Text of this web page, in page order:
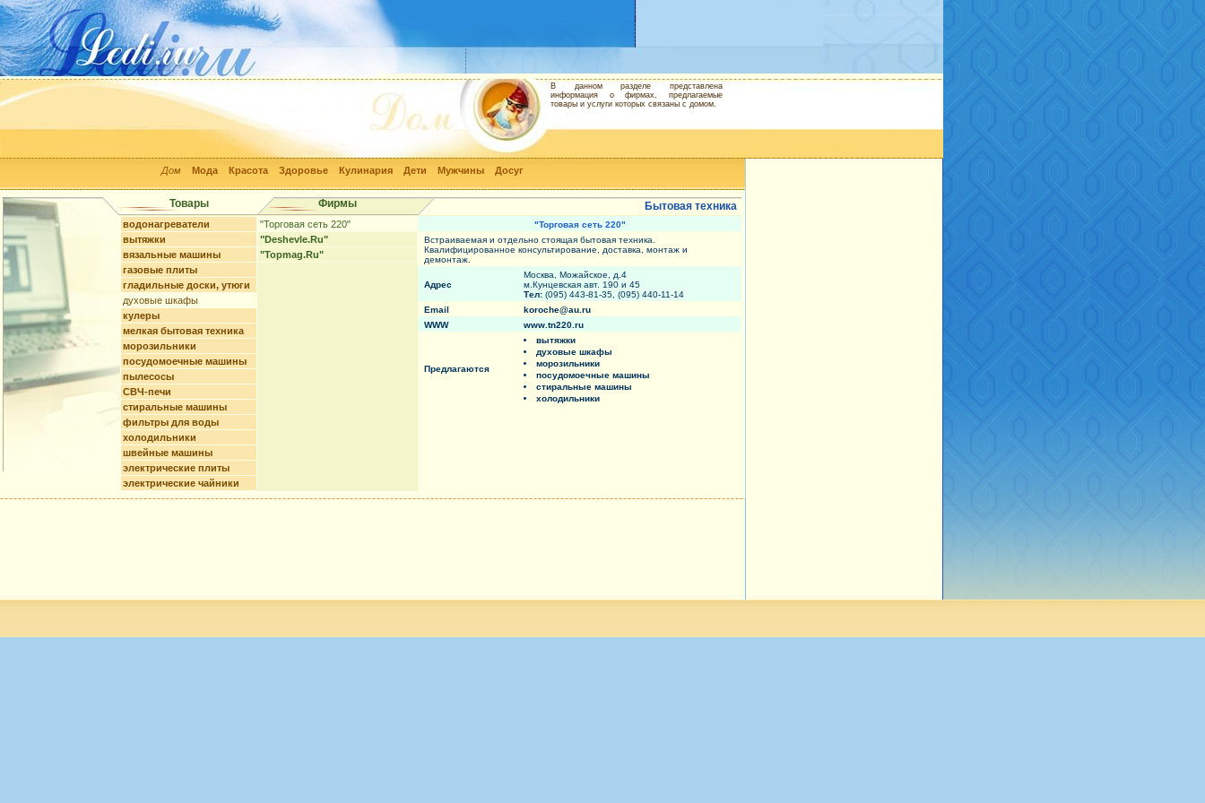
Дом Мода Красота Здоровье Кулинария Дети Мужчины Досуг
В данном разделе представлена
информация о фирмах, предлагаемые
товары и услуги которых связаны с домом.
Товары Фирмы Бытовая техника
водонагреватели
вытяжки
вязальные машины
газовые плиты
гладильные доски, утюги
духовые шкафы
кулеры
мелкая бытовая техника
морозильники
посудомоечные машины
пылесосы
СВЧ-печи
стиральные машины
фильтры для воды
холодильники
швейные машины
электрические плиты
электрические чайники
"Торговая сеть 220"
"Deshevle.Ru"
"Topmag.Ru"
"Торговая сеть 220"
Встраиваемая и отдельно стоящая бытовая техника.
Квалифицированное консультирование, доставка, монтаж и
демонтаж.
Адрес
Москва, Можайское, д.4
м.Кунцевская авт. 190 и 45
Тел: (095) 443-81-35, (095) 440-11-14
Email
koroche@au.ru
WWW
www.tn220.ru
Предлагаются
вытяжки
духовые шкафы
морозильники
посудомоечные машины
стиральные машины
холодильники